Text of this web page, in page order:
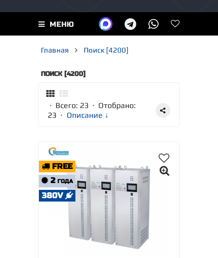
МЕНЮ
Главная Поиск [4200]
ПОИСК [4200]
· Всего: 23 · Отобрано:
23 · Описание ↓
FREE
2 ГОДА
380V